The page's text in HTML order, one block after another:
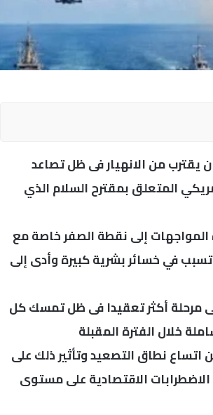
يقترب من الانهيار فى ظل تصاعد
المتعلق بمقترح السلام الذي
إلى نقطة الصفر خاصة مع
في خسائر بشرية كبيرة وأدى إلى
مرحلة أكثر تعقيدا فى ظل تمسك كل
خلال الفترة المقبلة
نطاق التصعيد وتأثير ذلك على
الاقتصادية على مستوى